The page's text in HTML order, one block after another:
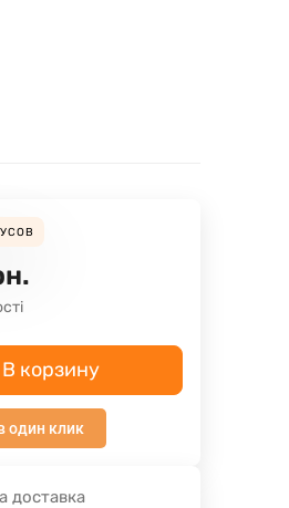
В корзину
один клик
доставка